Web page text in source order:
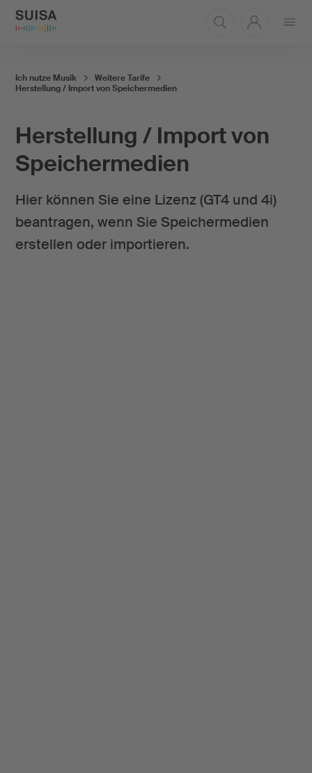
Herstellung / Import von
Speichermedien
Hier können Sie eine Lizenz (GT4 und 4i)
beantragen, wenn Sie Speichermedien
erstellen oder importieren.
Ich nutze Musik
Weitere Tarife
Herstellung / Import von Speichermedien